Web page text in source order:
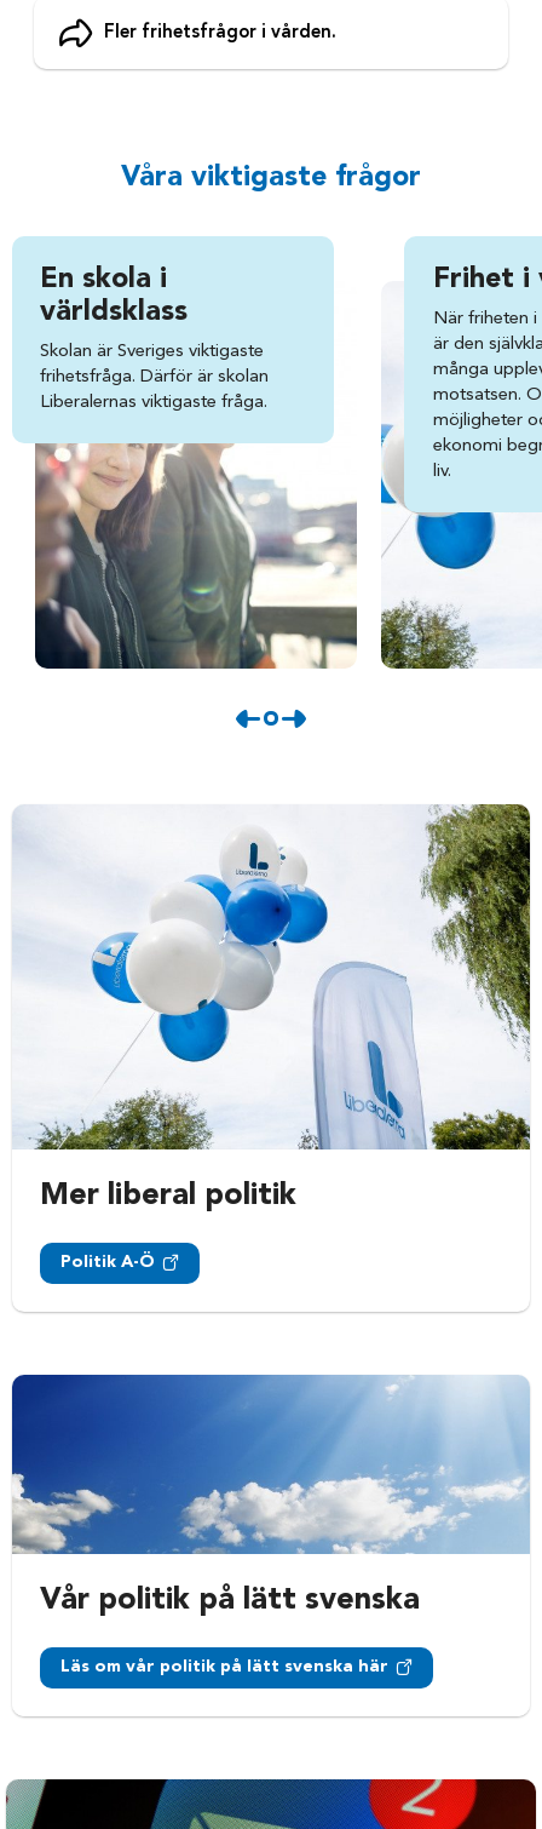
Fler frihetsfrågor i vården.
Våra viktigaste frågor
En skola i
världsklass
Skolan är Sveriges viktigaste
frihetsfråga. Därför är skolan
Liberalernas viktigaste fråga.
Frihet i
När friheten
är den
många
motsatsen.
möjligheter
ekonomi
liv.
Mer liberal politik
Politik A-Ö
Vår politik på lätt svenska
Läs om vår politik på lätt svenska här